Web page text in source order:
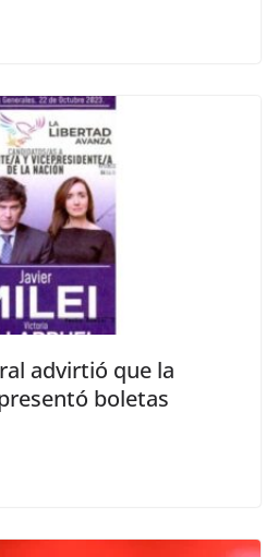
advirtió que la
boletas